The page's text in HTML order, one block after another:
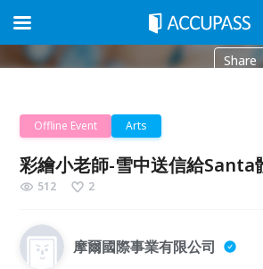
Share
Offline Event Arts
彩繪小老師-雪中送信給Santa
512 2
摩爾國際事業有限公司